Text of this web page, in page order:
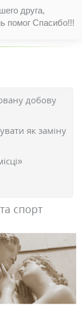
друга,
помог Спасибо!!!
добову
як заміну
спорт